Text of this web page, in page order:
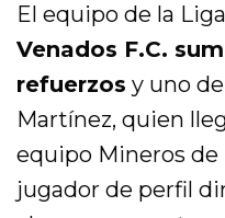
El equipo de la
Venados F.C.
refuerzos y uno
Martínez, quien
equipo Mineros de
jugador de perfil